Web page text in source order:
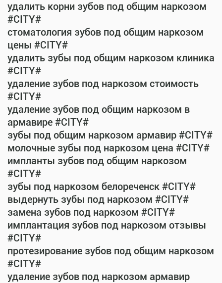
удалить корни зубов под общим наркозом
#CITY#
стоматология зубов под общим наркозом
цены #CITY#
удалить зубы под общим наркозом клиника
#CITY#
удаление зубов под наркозом стоимость
#CITY#
удаление зубов под общим наркозом в
армавире #CITY#
зубы под общим наркозом армавир #CITY#
молочные зубы под наркозом цена #CITY#
импланты зубов под общим наркозом
#CITY#
зубы под наркозом белореченск #CITY#
выдернуть зубы под наркозом #CITY#
замена зубов под наркозом #CITY#
имплантация зубов под наркозом отзывы
#CITY#
протезирование зубов под общим наркозом
#CITY#
удаление зубов под наркозом армавир